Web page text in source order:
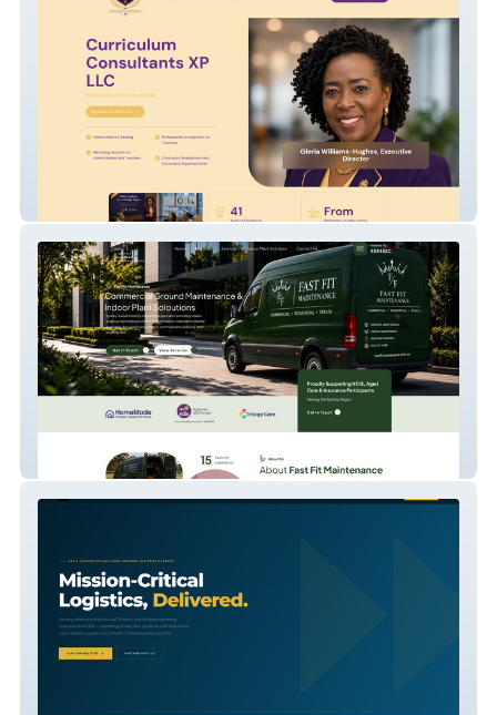
Curriculum Consultants Xp LLC!
Fast Fit Maintenance !